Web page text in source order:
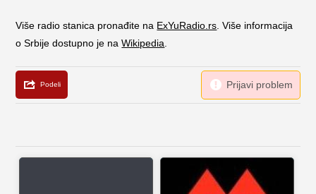
Više radio stanica pronađite na ExYuRadio.rs . Više informacija
o Srbije dostupno je naWikipedia